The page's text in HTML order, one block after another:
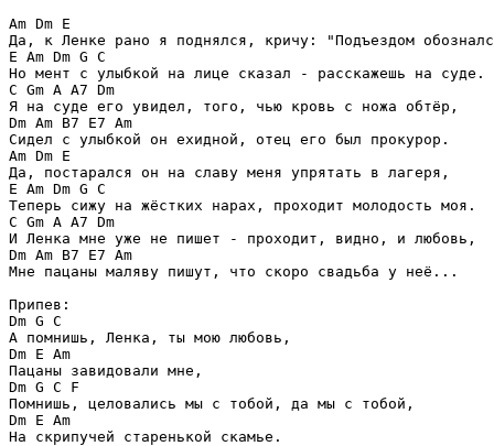
Am Dm E
Да, к Ленке рано я поднялся, кричу: "Подъездом
E Am Dm G C
Но мент с улыбкой на лице сказал - расскажешь на суде.
C Gm A A7 Dm
Я на суде его увидел, того, чью кровь с ножа обтёр,
Dm Am B7 E7 Am
Сидел с улыбкой он ехидной, отец его был прокурор.
Am Dm E
Да, постарался он на славу меня упрятать в лагеря,
E Am Dm G C
Теперь сижу на жёстких нарах, проходит молодость моя.
C Gm A A7 Dm
И Ленка мне уже не пишет - проходит, видно, и любовь,
Dm Am B7 E7 Am
Мне пацаны маляву пишут, что скоро свадьба у неё...
Припев:
Dm G C
А помнишь, Ленка, ты мою любовь,
Dm E Am
Пацаны завидовали мне,
Dm G C F
Помнишь, целовались мы с тобой, да мы с тобой,
Dm E Am
На скрипучей старенькой скамье.